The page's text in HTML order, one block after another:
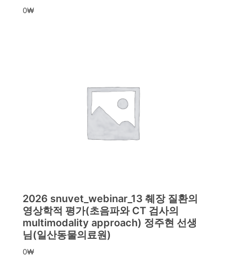
0₩
2026 snuvet_webinar_13 췌장 질환의
영상학적 평가(초음파와 CT 검사의
multimodality approach) 정주현 선생
님(일산동물의료원)
0₩